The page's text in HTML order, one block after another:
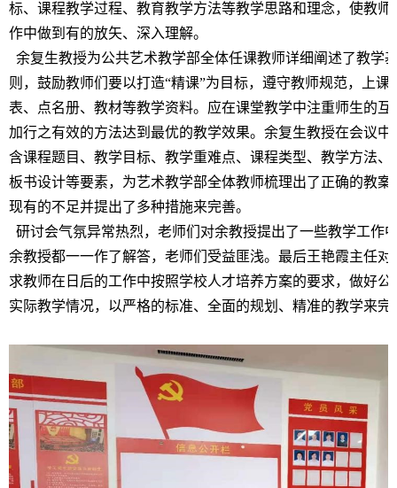
标、课程教学过程、教育教学方法等教学思路和理念，使教
作中做到有的放矢、深入理解。
余复生教授为公共艺术教学部全体任课教师详细阐述了教学
则，鼓励教师们要以打造“精课”为目标，遵守教师规范，上课
表、点名册、教材等教学资料。应在课堂教学中注重师生的
加行之有效的方法达到最优的教学效果。余复生教授在会议
含课程题目、教学目标、教学重难点、课程类型、教学方法
板书设计等要素，为艺术教学部全体教师梳理出了正确的教
现有的不足并提出了多种措施来完善。
研讨会气氛异常热烈，老师们对余教授提出了一些教学工作
余教授都一一作了解答，老师们受益匪浅。最后王艳霞主任
求教师在日后的工作中按照学校人才培养方案的要求，做好
实际教学情况，以严格的标准、全面的规划、精准的教学来完